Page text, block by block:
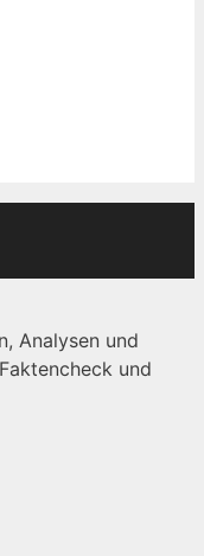
Analysen und
und